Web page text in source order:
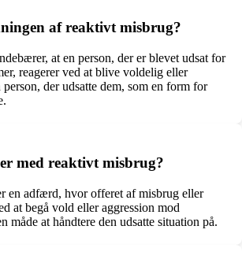
af ​​reaktivt misbrug?
at en person, der er blevet udsat for
reagerer ved at blive voldelig eller
der udsatte dem, som en form for
med reaktivt misbrug?
en adfærd, hvor offeret af misbrug eller
at begå vold eller aggression mod
måde at håndtere den udsatte situation på.